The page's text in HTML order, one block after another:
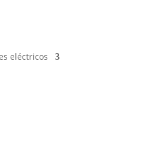
eléctricos